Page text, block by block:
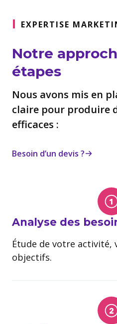
EXPERTISE
Notre
étapes
Nous avons mis en
claire pour produire
efficaces :
Besoin d’un devis ?
Analyse des
Étude de votre activité,
objectifs.